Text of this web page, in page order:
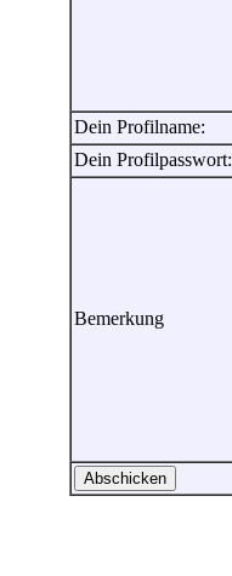
Dein Profilname:
Dein Profilpasswort:
Bemerkung